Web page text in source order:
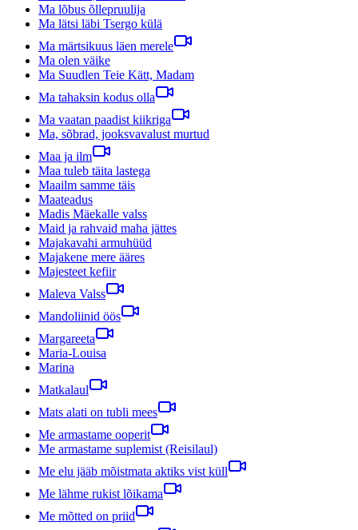
Ma lõbus õllepruulija
Ma lätsi läbi Tsergo külä
Ma märtsikuus läen merele
Ma olen väike
Ma Suudlen Teie Kätt, Madam
Ma tahaksin kodus olla
Ma vaatan paadist kiikriga
Ma, sõbrad, jooksvavalust murtud
Maa ja ilm
Maa tuleb täita lastega
Maailm samme täis
Maateadus
Madis Mäekalle valss
Maid ja rahvaid maha jättes
Majakavahi armuhüüd
Majakene mere ääres
Majesteet kefiir
Maleva Valss
Mandoliinid öös
Margareeta
Maria-Louisa
Marina
Matkalaul
Mats alati on tubli mees
Me armastame ooperit
Me armastame suplemist (Reisilaul)
Me elu jääb mõistmata aktiks vist küll
Me lähme rukist lõikama
Me mõtted on priid